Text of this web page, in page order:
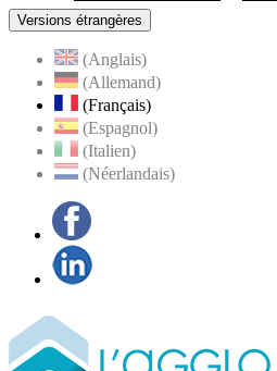
Versions étrangères
(Anglais)
(Allemand)
(Français)
(Espagnol)
(Italien)
(Néerlandais)
Agglo Foix-